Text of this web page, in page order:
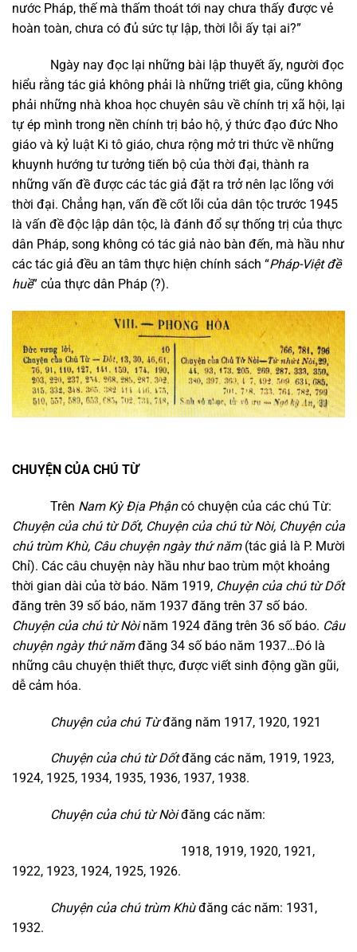
nước Pháp, thế mà thấm thoát tới nay chưa thấy được vẻ
hoàn toàn, chưa có đủ sức tự lập, thời lỗi ấy tại ai?”
Ngày nay đọc lại những bài lập thuyết ấy, người đọc
hiểu rằng tác giả không phải là những triết gia, cũng không
phải những nhà khoa học chuyên sâu về chính trị xã hội, lại
tự ép mình trong nền chính trị bảo hộ, ý thức đạo đức Nho
giáo và kỷ luật Ki tô giáo, chưa rộng mở tri thức về những
khuynh hướng tư tưởng tiến bộ của thời đại, thành ra
những vấn đề được các tác giả đặt ra trở nên lạc lõng với
thời đại. Chẳng hạn, vấn đề cốt lõi của dân tộc trước 1945
là vấn đề độc lập dân tộc, là đánh đổ sự thống trị của thực
dân Pháp, song không có tác giả nào bàn đến, mà hầu như
các tác giả đều an tâm thực hiện chính sách “Pháp-Việt đề
huề” của thực dân Pháp (?).
CHUYỆN CỦA CHÚ TỪ
Trên Nam Kỳ Địa Phậncó chuyện của các chú Từ:
Chuyện của chú từ Dốt, Chuyện của chú từ Nòi, Chuyện của
chú trùm Khù, Câu chuyện ngày thứ năm (tác giả là P. Mười
Chỉ). Các câu chuyện này hầu như bao trùm một khoảng
thời gian dài của tờ báo. Năm 1919, Chuyện của chú từ Dốt
đăng trên 39 số báo, năm 1937 đăng trên 37 số báo.
Chuyện của chú từ Nòinăm 1924 đăng trên 36 số báo. Câu
chuyện ngày thứ nămđăng 34 số báo năm 1937…Đó là
những câu chuyện thiết thực, được viết sinh động gần gũi,
dễ cảm hóa.
Chuyện của chú Từđăng năm 1917, 1920, 1921
Chuyện của chú từ Dốtđăng các năm, 1919, 1923,
1924, 1925, 1934, 1935, 1936, 1937, 1938.
Chuyện của chú từ Nòiđăng các năm:
1918, 1919, 1920, 1921,
1922, 1923, 1924, 1925, 1926.
Chuyện của chú trùm Khùđăng các năm: 1931,
1932.